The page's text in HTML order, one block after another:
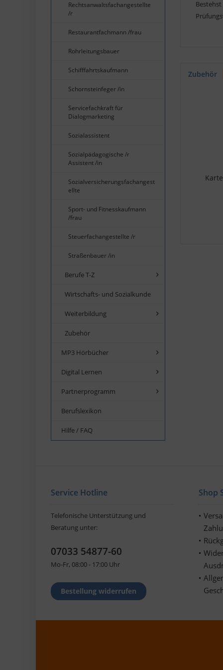
Rechtsanwaltsfachangestellte
/r
Restaurantfachmann /frau
Rohrleitungsbauer
Schifffahrtskaufmann
Schornsteinfeger /in
Servicefachkraft für
Dialogmarketing
Sozialassistent
Sozialpädagogische /r
Assistent /in
Sozialversicherungsfachangest
ellte
Sport- und Fitnesskaufmann
/frau
Steuerfachangestellte /r
Straßenbauer /in
Berufe T-Z
Wirtschafts- und Sozialkunde
Weiterbildung
Zubehör
MP3 Hörbücher
Digital Lernen
Partnerprogramm
Berufslexikon
Hilfe / FAQ
Zubehör
Service Hotline
Telefonische Unterstützung und
Beratung unter:
07033 54877-60
Mo-Fr, 08:00 - 17:00 Uhr
Bestellung widerrufen
Shop